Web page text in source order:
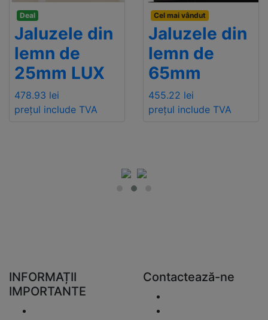
Deal
Jaluzele din
lemn de
25mm LUX
478.93 lei
prețul include TVA
Cel mai vândut
Jaluzele din
lemn de
65mm
455.22 lei
prețul include TVA
INFORMAȚII
IMPORTANTE
Contactează-ne